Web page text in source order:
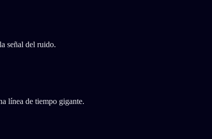
señal del ruido.
línea de tiempo gigante.